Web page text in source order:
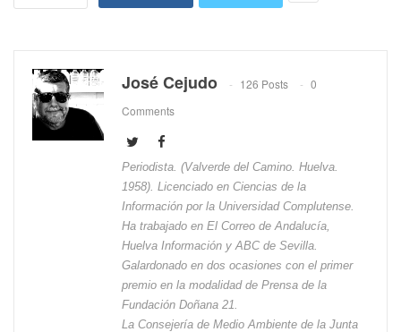
José Cejudo 126 Posts
0
Comments
Periodista. (Valverde del Camino. Huelva.
1958). Licenciado en Ciencias de la
Información por la Universidad Complutense.
Ha trabajado en El Correo de Andalucía,
Huelva Información y ABC de Sevilla.
Galardonado en dos ocasiones con el primer
premio en la modalidad de Prensa de la
Fundación Doñana 21.
La Consejería de Medio Ambiente de la Junta